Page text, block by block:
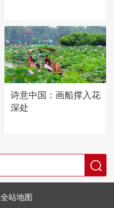
诗意中国：画船撑入花
深处
全站地图